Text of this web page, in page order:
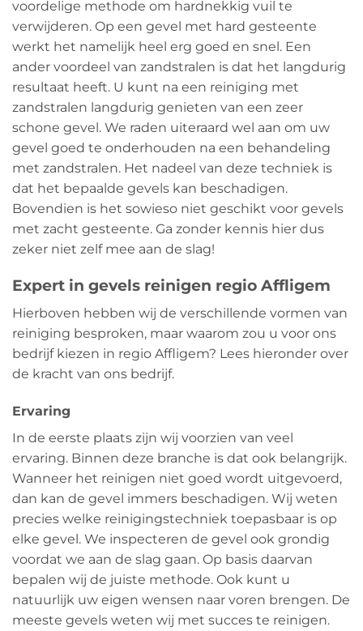
voordelige methode om hardnekkig vuil te
verwijderen. Op een gevel met hard gesteente
werkt het namelijk heel erg goed en snel. Een
ander voordeel van zandstralen is dat het langdurig
resultaat heeft. U kunt na een reiniging met
zandstralen langdurig genieten van een zeer
schone gevel. We raden uiteraard wel aan om uw
gevel goed te onderhouden na een behandeling
met zandstralen. Het nadeel van deze techniek is
dat het bepaalde gevels kan beschadigen.
Bovendien is het sowieso niet geschikt voor gevels
met zacht gesteente. Ga zonder kennis hier dus
zeker niet zelf mee aan de slag!
Expert in gevels reinigen regio Affligem
Hierboven hebben wij de verschillende vormen van
reiniging besproken, maar waarom zou u voor ons
bedrijf kiezen in regio Affligem? Lees hieronder over
de kracht van ons bedrijf.
Ervaring
In de eerste plaats zijn wij voorzien van veel
ervaring. Binnen deze branche is dat ook belangrijk.
Wanneer het reinigen niet goed wordt uitgevoerd,
dan kan de gevel immers beschadigen. Wij weten
precies welke reinigingstechniek toepasbaar is op
elke gevel. We inspecteren de gevel ook grondig
voordat we aan de slag gaan. Op basis daarvan
bepalen wij de juiste methode. Ook kunt u
natuurlijk uw eigen wensen naar voren brengen. De
meeste gevels weten wij met succes te reinigen.